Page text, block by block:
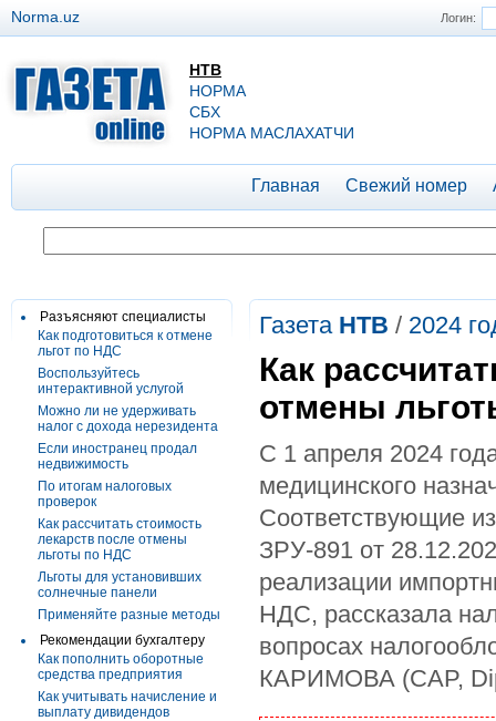
Логин:
Norma.uz
НТВ
НОРМА
СБХ
НОРМА МАСЛАХАТЧИ
Главная Свежий номер
Разъясняют специалисты
Как подготовиться к отмене
льгот по НДС
Воспользуйтесь
интерактивной услугой
Можно ли не удерживать
налог с дохода нерезидента
Если иностранец продал
недвижимость
По итогам налоговых
проверок
Как рассчитать стоимость
лекарств после отмены
льготы по НДС
Льготы для установивших
солнечные панели
Применяйте разные методы
Рекомендации бухгалтеру
Как пополнить оборотные
средства предприятия
Как учитывать начисление и
выплату дивидендов
Газета НТВ / 2024
Как
отмены
С 1 апреля 2024
медицинского
Соответствующие
ЗРУ-891 от
реализации
НДС, рассказала
вопросах
КАРИМОВА (CAP,